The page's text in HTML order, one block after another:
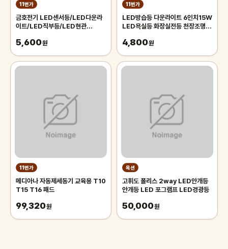
11번가
금호전기 LED센서등/LED다운라
이트/LED직부등/LED현관
5,600원
11번가
LED방습등 다운라이트 6인치15W
LED욕실등 화장실전등 천장조명교
4,800원
11번가
메디아나 자동제세동기 교육용 T10
T15 T16 패드
99,320원
옥션
고휘도 폴리스 2way LED안개등
안개등 LED 포그램프 LED경광등
50,000원